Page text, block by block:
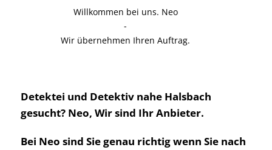
Willkommen bei uns. Neo
-
Wir übernehmen Ihren Auftrag.
Detektei und Detektiv nahe Halsbach
gesucht? Neo, Wir sind Ihr Anbieter.
Bei Neo sind Sie genau richtig wenn Sie nach